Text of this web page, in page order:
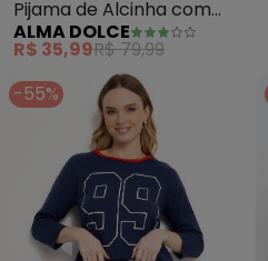
Pijama de Alcinha com
Botões (Vichy Rosa)
ALMA DOLCE
R$ 35,99R$ 79,99
-55%